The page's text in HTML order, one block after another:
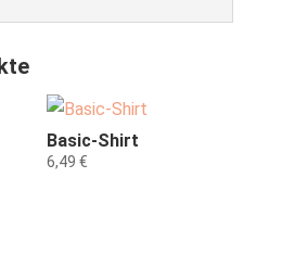
Basic-Shirt
6,49€